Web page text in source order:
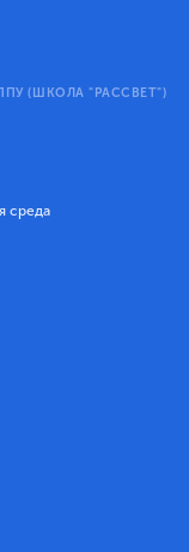
(ШКОЛА "РАССВЕТ")
среда